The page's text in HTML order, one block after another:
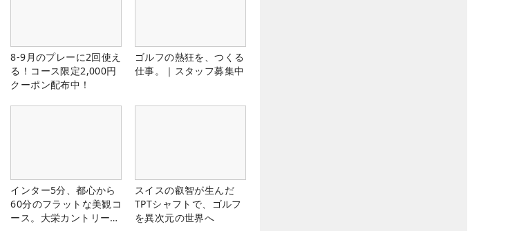
8-9月のプレーに2回使え
る！コース限定2,000円
クーポン配布中！
ゴルフの熱狂を、つくる
仕事。｜スタッフ募集中
インター5分、都心から
60分のフラットな美観コ
ース。大栄カントリー俱
スイスの叡智が生んだ
TPTシャフトで、ゴルフ
を異次元の世界へ